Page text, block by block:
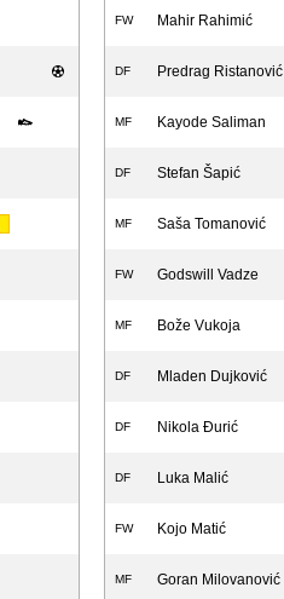
FW Mahir Rahimić
DF Predrag Ristanović
MF Kayode Saliman
DF Stefan Šapić
MF Saša Tomanović
FW Godswill Vadze
MF Bože Vukoja
DF Mladen Dujković
DF Nikola Đurić
DF Luka Malić
FW Kojo Matić
MF Goran Milovanović